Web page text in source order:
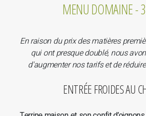
MENU DOMAINE -
En raison du prix des matières
qui ont presque doublé, nous
d'augmenter nos tarifs et de
ENTRÉE FROIDES AU